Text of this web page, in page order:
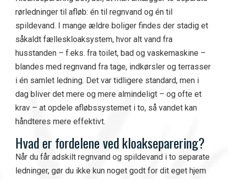
rørledninger til afløb: én til regnvand og én til
spildevand. I mange ældre boliger findes der stadig et
såkaldt fælleskloaksystem, hvor alt vand fra
husstanden – f.eks. fra toilet, bad og vaskemaskine –
blandes med regnvand fra tage, indkørsler og terrasser
i én samlet ledning. Det var tidligere standard, men i
dag bliver det mere og mere almindeligt – og ofte et
krav – at opdele afløbssystemet i to, så vandet kan
håndteres mere effektivt.
Hvad er fordelene ved kloakseparering?
Når du får adskilt regnvand og spildevand i to separate
ledninger, gør du ikke kun noget godt for dit eget hjem